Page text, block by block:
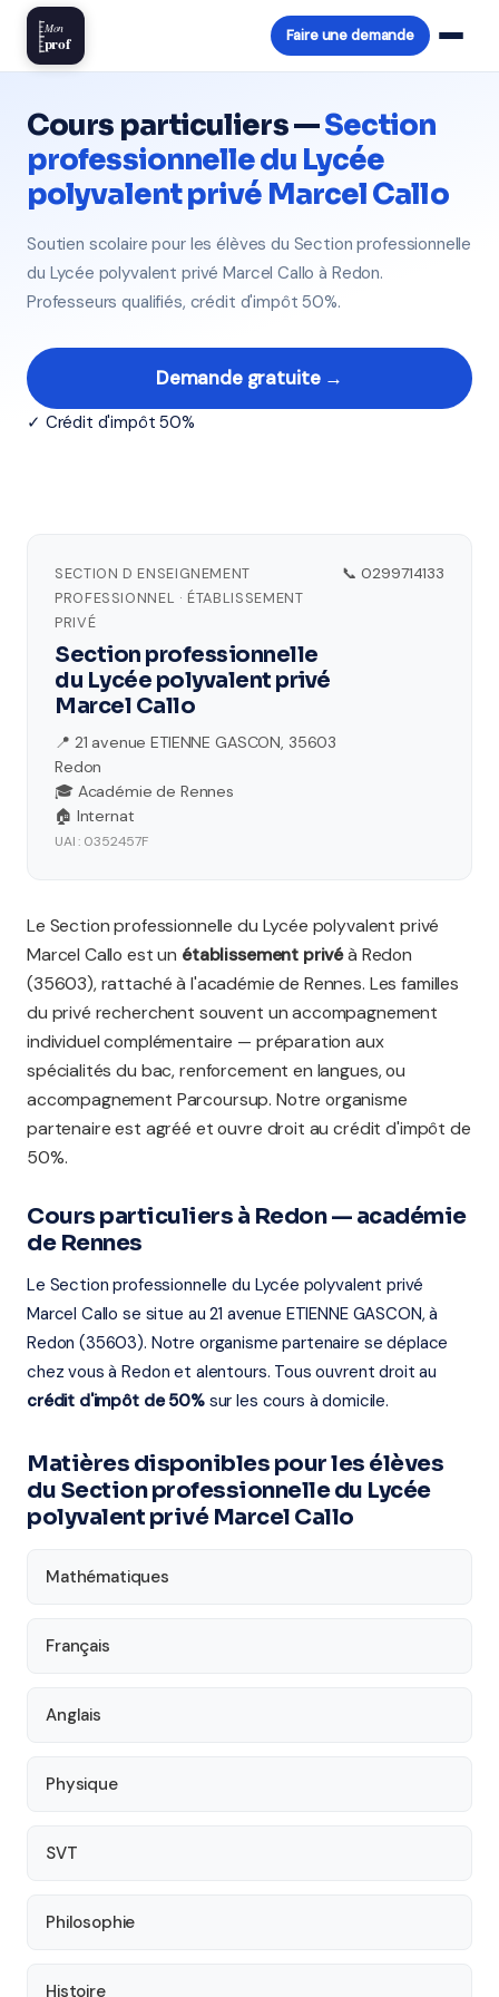
Mon
prof Faire une demande
Cours particuliers —Section
professionnelle du Lycée
polyvalent privé Marcel Callo
Soutien scolaire pour les élèves du Section professionnelle
du Lycée polyvalent privé Marcel Callo à Redon.
Professeurs qualifiés, crédit d'impôt 50%.
Demande gratuite →
✓ Crédit d'impôt 50%
SECTION D ENSEIGNEMENT
PROFESSIONNEL · ÉTABLISSEMENT
PRIVÉ
Section professionnelle
du Lycée polyvalent privé
Marcel Callo
📍 21 avenue ETIENNE GASCON, 35603
Redon
🎓 Académie de Rennes
🏠 Internat
UAI : 0352457F
📞 0299714133
Le Section professionnelle du Lycée polyvalent privé
Marcel Callo est un établissement privéà Redon
(35603), rattaché à l'académie de Rennes. Les familles
du privé recherchent souvent un accompagnement
individuel complémentaire — préparation aux
spécialités du bac, renforcement en langues, ou
accompagnement Parcoursup. Notre organisme
partenaire est agréé et ouvre droit au crédit d'impôt de
50%.
Cours particuliers à Redon — académie
de Rennes
Le Section professionnelle du Lycée polyvalent privé
Marcel Callo se situe au 21 avenue ETIENNE GASCON, à
Redon (35603). Notre organisme partenaire se déplace
chez vous à Redon et alentours. Tous ouvrent droit au
crédit d'impôt de 50%sur les cours à domicile.
Matières disponibles pour les élèves
du Section professionnelle du Lycée
polyvalent privé Marcel Callo
Mathématiques
Français
Anglais
Physique
SVT
Philosophie
Histoire